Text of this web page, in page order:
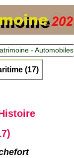
- Automobiles
(17)